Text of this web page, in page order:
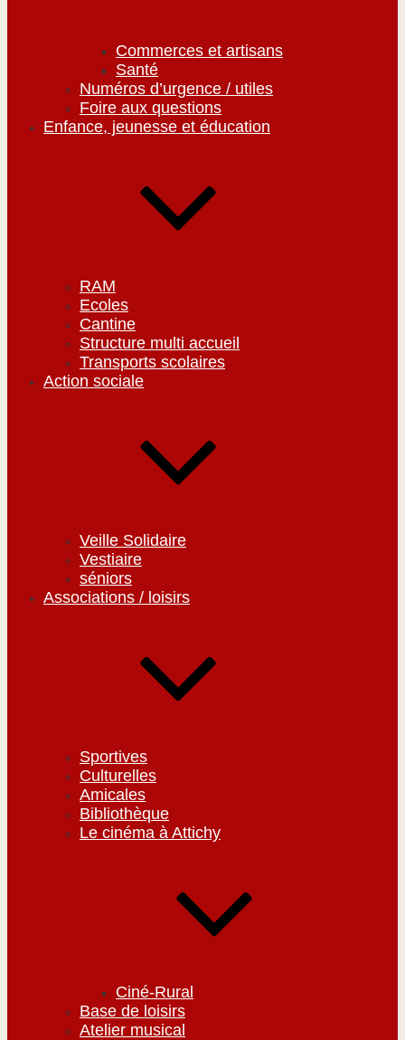
Commerces et artisans
Santé
Numéros d’urgence / utiles
Foire aux questions
Enfance, jeunesse et éducation
RAM
Ecoles
Cantine
Structure multi accueil
Transports scolaires
Action sociale
Veille Solidaire
Vestiaire
séniors
Associations / loisirs
Sportives
Culturelles
Amicales
Bibliothèque
Le cinéma à Attichy
Ciné-Rural
Base de loisirs
Atelier musical